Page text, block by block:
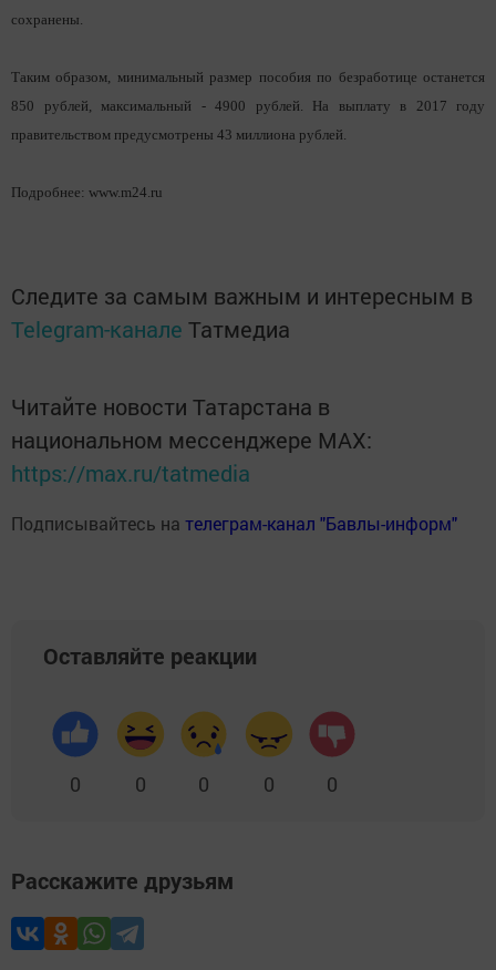
сохранены.
Таким образом, минимальный размер пособия по безработице останется
850 рублей, максимальный - 4900 рублей. На выплату в 2017 году
правительством предусмотрены 43 миллиона рублей.
Подробнее: www.m24.ru
Следите за самым важным и интересным в
Telegram-канале Татмедиа
Читайте новости Татарстана в
национальном мессенджере MАХ:
https://max.ru/tatmedia
Подписывайтесь на телеграм-канал "Бавлы-информ"
Оставляйте реакции
0 0 0 0 0
Расскажите друзьям